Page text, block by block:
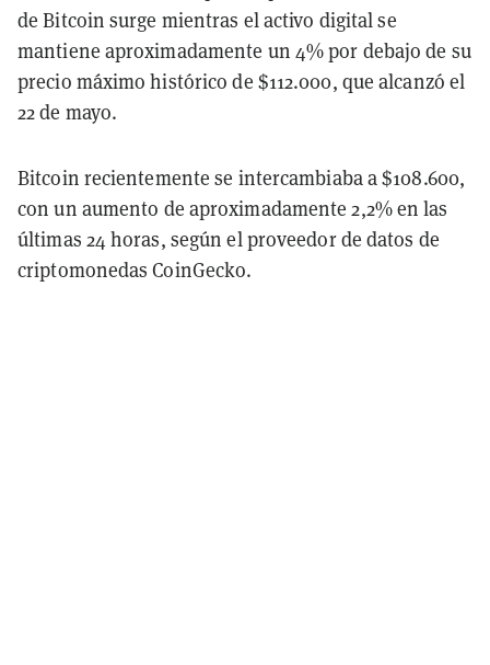
de Bitcoin surge mientras el activo digital se
mantiene aproximadamente un 4% por debajo de su
precio máximo histórico de $112.000, que alcanzó el
22 de mayo.
Bitcoin recientemente se intercambiaba a $108.600,
con un aumento de aproximadamente 2,2% en las
últimas 24 horas, según el proveedor de datos de
criptomonedas CoinGecko.